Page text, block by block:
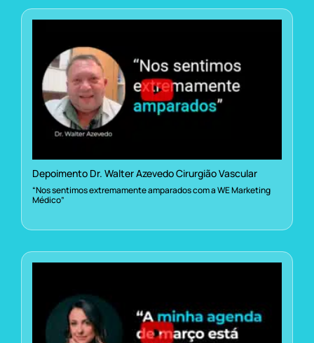
Depoimento Dr. Walter Azevedo Cirurgião Vascular
“Nos sentimos extremamente amparados com a WE Marketing
Médico”